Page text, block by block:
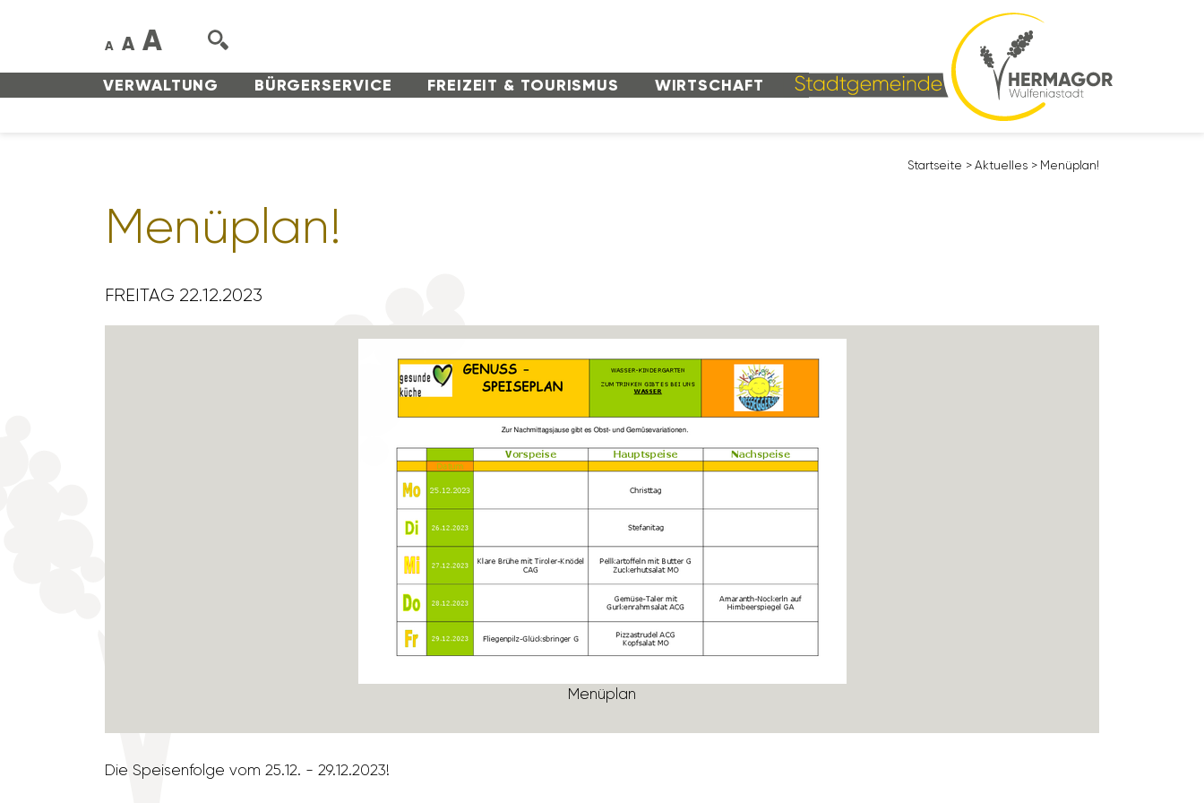
VERWAL­TUNG BÜRGER­SERVICE FREI­ZEIT & TOURISMUS WIRT­SCHAFT
A A A
Start­seite > Aktu­elles > Menü­plan!
Menü­plan!
FREITAG 22.12.2023
Menü­plan
Die Spei­sen­folge vom 25.12. - 29.12.2023!